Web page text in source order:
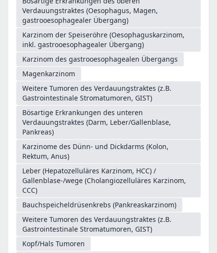
Verdauungstraktes (Oesophagus, Magen,
gastrooesophagealer Übergang)
Karzinom der Speiseröhre (Oesophaguskarzinom,
inkl. gastrooesophagealer Übergang)
Karzinom des gastrooesophagealen Übergangs
Magenkarzinom
Weitere Tumoren des Verdauungstraktes (z.B.
Gastrointestinale Stromatumoren, GIST)
Bösartige Erkrankungen des unteren
Verdauungstraktes (Darm, Leber/Gallenblase,
Pankreas)
Karzinome des Dünn- und Dickdarms (Kolon,
Rektum, Anus)
Leber (Hepatozelluläres Karzinom, HCC) /
Gallenblase-/wege (Cholangiozelluläres Karzinom,
CCC)
Bauchspeicheldrüsenkrebs (Pankreaskarzinom)
Weitere Tumoren des Verdauungstraktes (z.B.
Gastrointestinale Stromatumoren, GIST)
Kopf/Hals Tumoren